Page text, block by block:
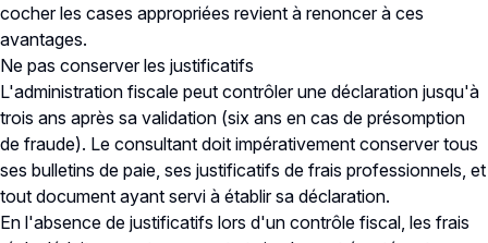
cocher les cases appropriées revient à renoncer à ces
avantages.
Ne pas conserver les justificatifs
L'administration fiscale peut contrôler une déclaration jusqu'à
trois ans après sa validation (six ans en cas de présomption
de fraude). Le consultant doit impérativement conserver tous
ses bulletins de paie, ses justificatifs de frais professionnels, et
tout document ayant servi à établir sa déclaration.
En l'absence de justificatifs lors d'un contrôle fiscal, les frais